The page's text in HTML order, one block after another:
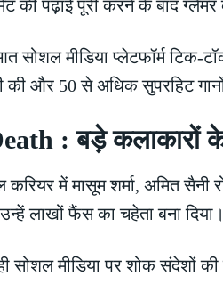
की पढ़ाई पूरी करने के बाद ग्लैमर
सोशल मीडिया प्लेटफॉर्म टिक-
की और 50 से अधिक सुपरहिट
: बड़े कलाकारों
में मासूम शर्मा, अमित
लाखों फैंस का चहेता बना दिया।
मीडिया पर शोक संदेशों